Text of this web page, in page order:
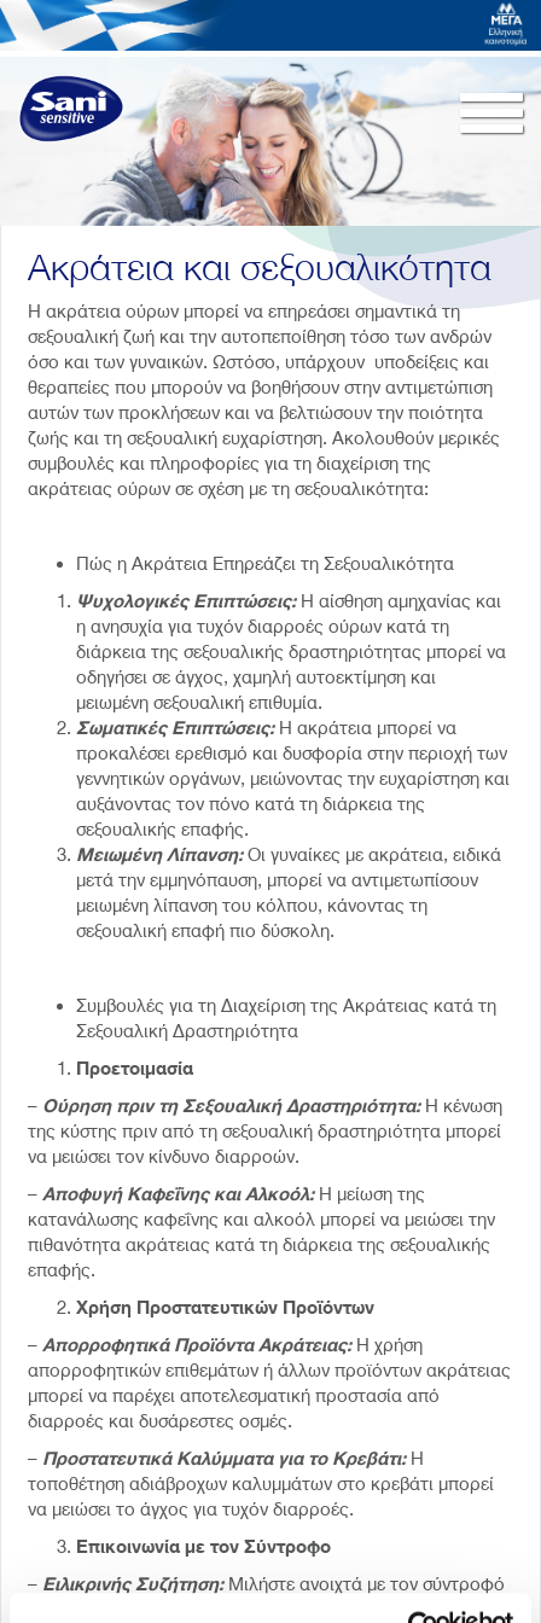
Ακράτεια και σεξουαλικότητα
Η ακράτεια ούρων μπορεί να επηρεάσει σημαντικά τη
σεξουαλική ζωή και την αυτοπεποίθηση τόσο των ανδρών
όσο και των γυναικών. Ωστόσο, υπάρχουν υποδείξεις και
θεραπείες που μπορούν να βοηθήσουν στην αντιμετώπιση
αυτών των προκλήσεων και να βελτιώσουν την ποιότητα
ζωής και τη σεξουαλική ευχαρίστηση. Ακολουθούν μερικές
συμβουλές και πληροφορίες για τη διαχείριση της
ακράτειας ούρων σε σχέση με τη σεξουαλικότητα:
Πώς η Ακράτεια Επηρεάζει τη Σεξουαλικότητα
Ψυχολογικές Επιπτώσεις:Η αίσθηση αμηχανίας και
η ανησυχία για τυχόν διαρροές ούρων κατά τη
διάρκεια της σεξουαλικής δραστηριότητας μπορεί να
οδηγήσει σε άγχος, χαμηλή αυτοεκτίμηση και
μειωμένη σεξουαλική επιθυμία.
Σωματικές Επιπτώσεις:Η ακράτεια μπορεί να
προκαλέσει ερεθισμό και δυσφορία στην περιοχή των
γεννητικών οργάνων, μειώνοντας την ευχαρίστηση και
αυξάνοντας τον πόνο κατά τη διάρκεια της
σεξουαλικής επαφής.
Μειωμένη Λίπανση:Οι γυναίκες με ακράτεια, ειδικά
μετά την εμμηνόπαυση, μπορεί να αντιμετωπίσουν
μειωμένη λίπανση του κόλπου, κάνοντας τη
σεξουαλική επαφή πιο δύσκολη.
Συμβουλές για τη Διαχείριση της Ακράτειας κατά τη
Σεξουαλική Δραστηριότητα
Προετοιμασία
– Ούρηση πριν τη Σεξουαλική Δραστηριότητα:Η κένωση
της κύστης πριν από τη σεξουαλική δραστηριότητα μπορεί
να μειώσει τον κίνδυνο διαρροών.
–Αποφυγή Καφεΐνης και Αλκοόλ:Η μείωση της
κατανάλωσης καφεΐνης και αλκοόλ μπορεί να μειώσει την
πιθανότητα ακράτειας κατά τη διάρκεια της σεξουαλικής
επαφής.
Χρήση Προστατευτικών Προϊόντων
–Απορροφητικά Προϊόντα Ακράτειας:Η χρήση
απορροφητικών επιθεμάτων ή άλλων προϊόντων ακράτειας
μπορεί να παρέχει αποτελεσματική προστασία από
διαρροές και δυσάρεστες οσμές.
– Προστατευτικά Καλύμματα για το Κρεβάτι:Η
τοποθέτηση αδιάβροχων καλυμμάτων στο κρεβάτι μπορεί
να μειώσει το άγχος για τυχόν διαρροές.
Επικοινωνία με τον Σύντροφο
– Ειλικρινής Συζήτηση:Μιλήστε ανοιχτά με τον σύντροφό
σας για την ακράτεια και πώς σας επηρεάζει. Η ειλικρινής